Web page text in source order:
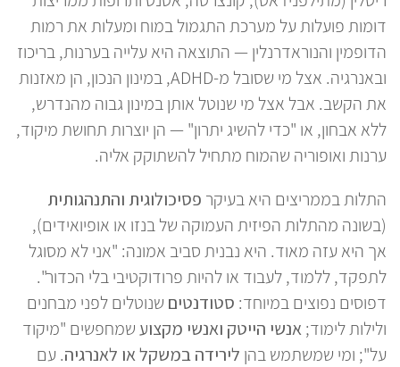
דומות פועלות על מערכת התגמול במוח ומעלות את רמות
הדופמין והנוראדרנלין — התוצאה היא עלייה בערנות, בריכוז
ובאנרגיה. אצל מי שסובל מ-ADHD, במינון הנכון, הן מאזנות
את הקשב. אבל אצל מי שנוטל אותן במינון גבוה מהנדרש,
ללא אבחון, או "כדי להשיג יתרון" — הן יוצרות תחושת מיקוד,
ערנות ואופוריה שהמוח מתחיל להשתוקק אליה.
התלות בממריצים היא בעיקר פסיכולוגית והתנהגותית
(בשונה מהתלות הפיזית העמוקה של בנזו או אופיואידים),
אך היא עזה מאוד. היא נבנית סביב אמונה: "אני לא מסוגל
לתפקד, ללמוד, לעבוד או להיות פרודוקטיבי בלי הכדור".
דפוסים נפוצים במיוחד: סטודנטים שנוטלים לפני מבחנים
ולילות לימוד;אנשי הייטק ואנשי מקצועשמחפשים "מיקוד
על"; ומי שמשתמש בהן לירידה במשקל או לאנרגיה. עם